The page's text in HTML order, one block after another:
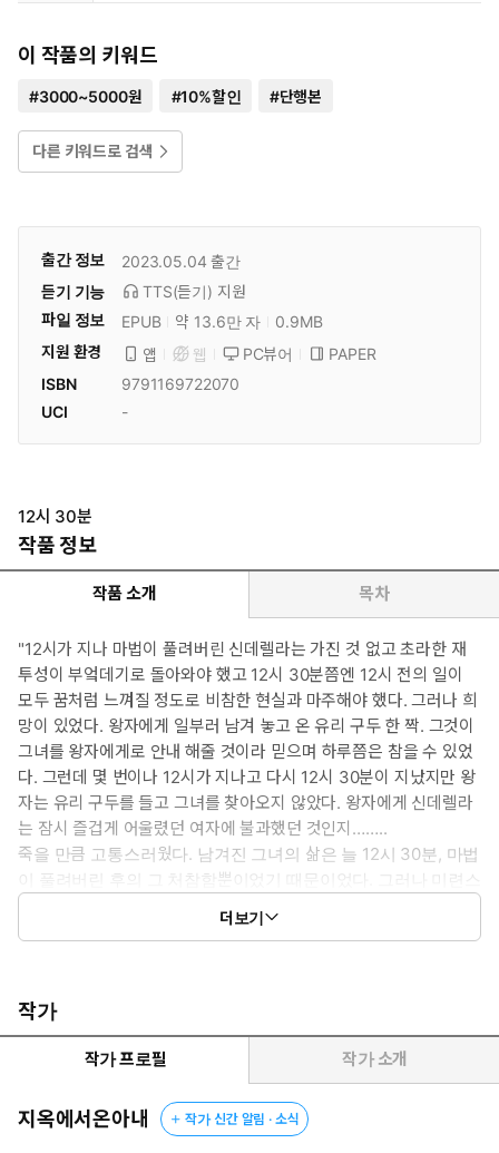
이 작품의 키워드
#3000~5000원 #10%할인 #단행본
다른 키워드로 검색
출간 정보 2023.05.04 출간
듣기 기능
TTS(듣기) 지원
파일 정보
EPUB 약 13.6만 자
0.9MB
지원 환경
앱 웹 PC뷰어
PAPER
ISBN
9791169722070
UCI
-
12시 30분
작품 정보
작품 소개 목차
"12시가 지나 마법이 풀려버린 신데렐라는 가진 것 없고 초라한 재
투성이 부엌데기로 돌아와야 했고 12시 30분쯤엔 12시 전의 일이
모두 꿈처럼 느껴질 정도로 비참한 현실과 마주해야 했다. 그러나 희
망이 있었다. 왕자에게 일부러 남겨 놓고 온 유리 구두 한 짝. 그것이
그녀를 왕자에게로 안내 해줄 것이라 믿으며 하루쯤은 참을 수 있었
다. 그런데 몇 번이나 12시가 지나고 다시 12시 30분이 지났지만 왕
자는 유리 구두를 들고 그녀를 찾아오지 않았다. 왕자에게 신데렐라
는 잠시 즐겁게 어울렸던 여자에 불과했던 것인지……..
죽을 만큼 고통스러웠다. 남겨진 그녀의 삶은 늘 12시 30분, 마법
이 풀려버린 후의 그 처참함뿐이었기 때문이었다. 그러나 미련스
럽게도 그 왕자를 사랑한 신데렐라는 다시 12시 전의 마법 같았
던 시간으로 돌아가기 위해 악을 쓰며 하루하루를 버텨야 했지만
는 것인지……..
더보기
작가
작가 프로필 작가 소개
지옥에서온아내 작가 신간 알림 · 소식